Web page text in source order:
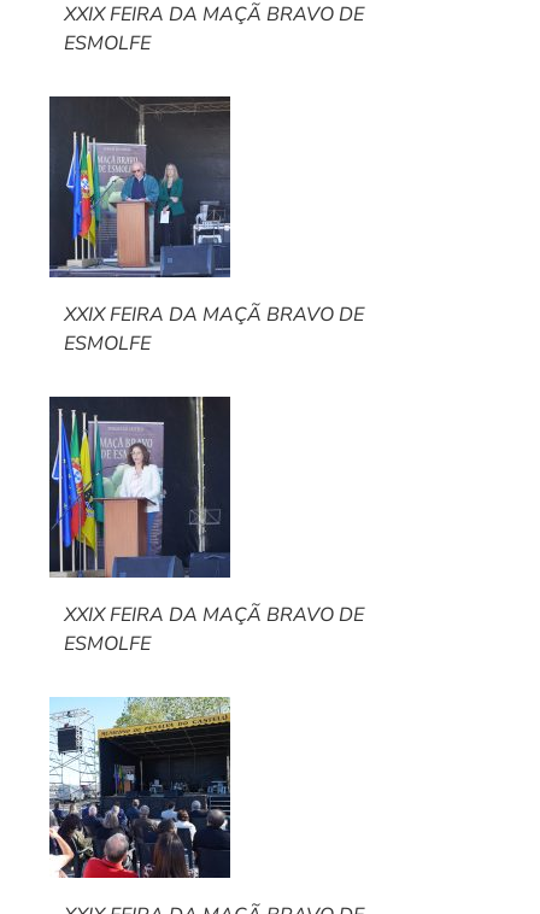
XXIX FEIRA DA MAÇÃ BRAVO DE
ESMOLFE
XXIX FEIRA DA MAÇÃ BRAVO DE
ESMOLFE
XXIX FEIRA DA MAÇÃ BRAVO DE
ESMOLFE